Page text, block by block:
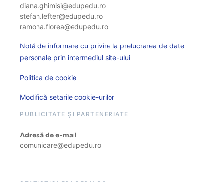
diana.ghimisi@edupedu.ro
stefan.lefter@edupedu.ro
ramona.florea@edupedu.ro
Notă de informare cu privire la prelucrarea de date
personale prin intermediul site-ului
Politica de cookie
Modifică setarile cookie-urilor
PUBLICITATE ȘI PARTENERIATE
Adresă de e-mail
comunicare@edupedu.ro